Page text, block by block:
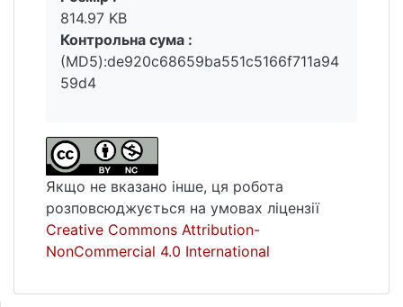
814.97 KB
Контрольна сума :
(MD5):de920c68659ba551c5166f711a94
59d4
Якщо не вказано інше, ця робота
розповсюджується на умовах ліцензії
Creative Commons Attribution-
NonCommercial 4.0 International